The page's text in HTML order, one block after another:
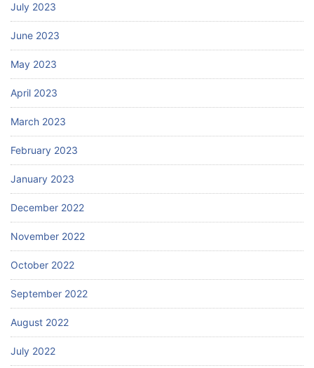
July 2023
June 2023
May 2023
April 2023
March 2023
February 2023
January 2023
December 2022
November 2022
October 2022
September 2022
August 2022
July 2022